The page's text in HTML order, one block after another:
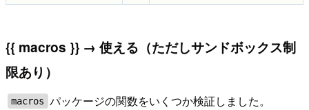
{{ macros }} → 使える（ただしサンドボックス制
限あり）
macros パッケージの関数をいくつか検証しました。